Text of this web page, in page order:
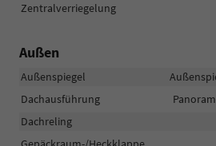
Zentralverriegelung
Außen
Außenspiegel
Dachausführung
Dachreling